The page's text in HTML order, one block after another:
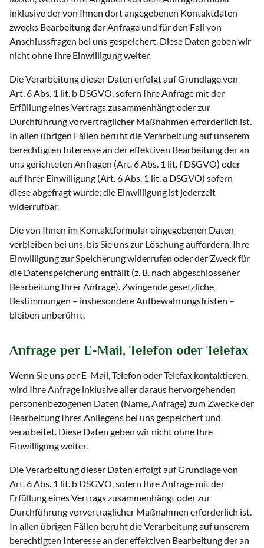
inklusive der von Ihnen dort angegebenen Kontaktdaten
zwecks Bearbeitung der Anfrage und für den Fall von
Anschlussfragen bei uns gespeichert. Diese Daten geben wir
nicht ohne Ihre Einwilligung weiter.
Die Verarbeitung dieser Daten erfolgt auf Grundlage von
Art. 6 Abs. 1 lit. b DSGVO, sofern Ihre Anfrage mit der
Erfüllung eines Vertrags zusammenhängt oder zur
Durchführung vorvertraglicher Maßnahmen erforderlich ist.
In allen übrigen Fällen beruht die Verarbeitung auf unserem
berechtigten Interesse an der effektiven Bearbeitung der an
uns gerichteten Anfragen (Art. 6 Abs. 1 lit. f DSGVO) oder
auf Ihrer Einwilligung (Art. 6 Abs. 1 lit. a DSGVO) sofern
diese abgefragt wurde; die Einwilligung ist jederzeit
widerrufbar.
Die von Ihnen im Kontaktformular eingegebenen Daten
verbleiben bei uns, bis Sie uns zur Löschung auffordern, Ihre
Einwilligung zur Speicherung widerrufen oder der Zweck für
die Datenspeicherung entfällt (z. B. nach abgeschlossener
Bearbeitung Ihrer Anfrage). Zwingende gesetzliche
Bestimmungen – insbesondere Aufbewahrungsfristen –
bleiben unberührt.
Anfrage per E-Mail, Telefon oder Telefax
Wenn Sie uns per E-Mail, Telefon oder Telefax kontaktieren,
wird Ihre Anfrage inklusive aller daraus hervorgehenden
personenbezogenen Daten (Name, Anfrage) zum Zwecke der
Bearbeitung Ihres Anliegens bei uns gespeichert und
verarbeitet. Diese Daten geben wir nicht ohne Ihre
Einwilligung weiter.
Die Verarbeitung dieser Daten erfolgt auf Grundlage von
Art. 6 Abs. 1 lit. b DSGVO, sofern Ihre Anfrage mit der
Erfüllung eines Vertrags zusammenhängt oder zur
Durchführung vorvertraglicher Maßnahmen erforderlich ist.
In allen übrigen Fällen beruht die Verarbeitung auf unserem
berechtigten Interesse an der effektiven Bearbeitung der an